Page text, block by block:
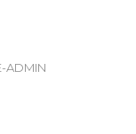
ADMIN